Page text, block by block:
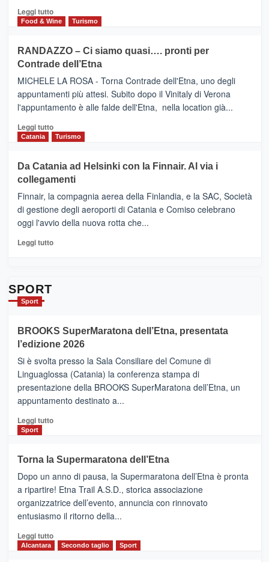
nella
classifica
HOTEL
FOUR
IL
NUOVO
SUMMER
CLUB
Leggi tuttoLeggi
di
VIAGRANDE
(Ct)
–
Benanti
presenta
“Vino
&
Cultura
tappe
dell’enoturismo
Food & Wine Turismo
RANDAZZO – Ci siamo quasi…. pronti per
Contrade dell’Etna
MICHELE LA ROSA - Torna Contrade dell'Etna, uno degli
appuntamenti più attesi. Subito dopo il Vinitaly di Verona
l'appuntamento è alle falde dell'Etna, nella location già...
Leggi tuttoLeggi
di
RANDAZZO
–
Ci
siamo
quasi….
pronti
per
Catania Turismo
Da Catania ad Helsinki con la Finnair. Al via i
collegamenti
Finnair, la compagnia aerea della Finlandia, e la SAC, Società
di gestione degli aeroporti di Catania e Comiso celebrano
oggi l'avvio della nuova rotta che...
Leggi tuttoLeggi
con
la
Al
via
i
collegamenti
SPORT
Sport
BROOKS SuperMaratona dell’Etna, presentata
l’edizione 2026
Si è svolta presso la Sala Consiliare del Comune di
Linguaglossa (Catania) la conferenza stampa di
presentazione della BROOKS SuperMaratona dell’Etna, un
appuntamento destinato a...
Leggi tuttoLeggi
BROOKS
SuperMaratona
dell’Etna,
presentata
l’edizione
2026
Sport
Torna la Supermaratona dell’Etna
Dopo un anno di pausa, la Supermaratona dell’Etna è pronta
a ripartire! Etna Trail A.S.D., storica associazione
organizzatrice dell’evento, annuncia con rinnovato
entusiasmo il ritorno della...
Leggi tuttoLeggi
Alcantara Secondo taglio Sport